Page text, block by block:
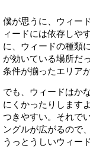
僕が思うに、ウィー
ィードには依存しや
に、ウィードの種類
が効いている場所だ
条件が揃ったエリア
でも、ウィードはか
にくかったりします
つきやすい。それで
ングルが広がるので
うっとうしいウィー